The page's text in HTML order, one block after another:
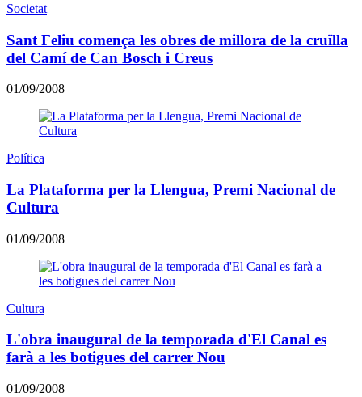
Societat
Sant Feliu comença les obres de millora de la cruïlla
del Camí de Can Bosch i Creus
01/09/2008
Política
La Plataforma per la Llengua, Premi Nacional de
Cultura
01/09/2008
Cultura
L'obra inaugural de la temporada d'El Canal es
farà a les botigues del carrer Nou
01/09/2008